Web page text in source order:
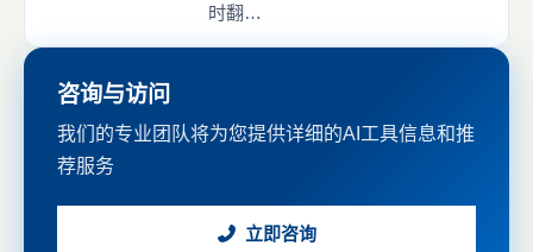
时翻…
咨询与访问
我们的专业团队将为您提供详细的AI工具信息和推
荐服务
立即咨询